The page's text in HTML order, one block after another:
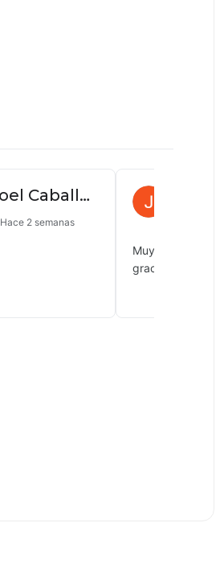
Isaías Joel Caballero
Hace 2 semanas
Muy buena
gracias